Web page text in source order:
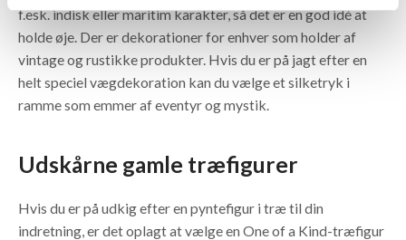
f.esk. indisk eller maritim karakter, så det er en god idé at
holde øje. Der er dekorationer for enhver som holder af
vintage og rustikke produkter. Hvis du er på jagt efter en
helt speciel vægdekoration kan du vælge et silketryk i
ramme som emmer af eventyr og mystik.
Udskårne gamle træfigurer
Hvis du er på udkig efter en pyntefigur i træ til din
indretning, er det oplagt at vælge en One of a Kind-træfigur